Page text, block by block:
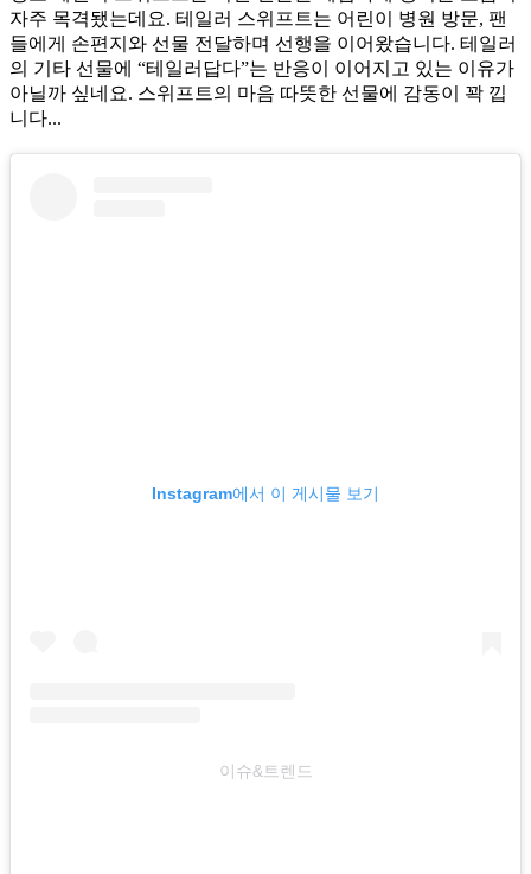
자주 목격됐는데요. 테일러 스위프트는 어린이 병원 방문, 팬
들에게 손편지와 선물 전달하며 선행을 이어왔습니다. 테일러
의 기타 선물에 “테일러답다”는 반응이 이어지고 있는 이유가
아닐까 싶네요. 스위프트의 마음 따뜻한 선물에 감동이 꽉 낍
니다...
Instagram에서 이 게시물 보기
이슈&트렌드